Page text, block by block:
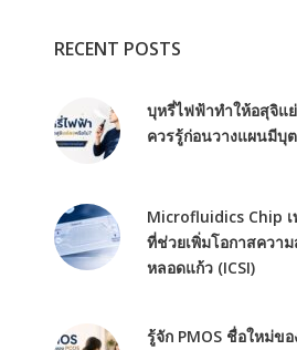
RECENT POSTS
บุหรี่ไฟฟ้าทำให้อสุจิแ
ควรรู้ก่อนวางแผนมีบุ
Microfluidics Chip
ที่ช่วยเพิ่มโอกาสความ
หลอดแก้ว (ICSI)
รู้จัก PMOS ชื่อใหม่ข